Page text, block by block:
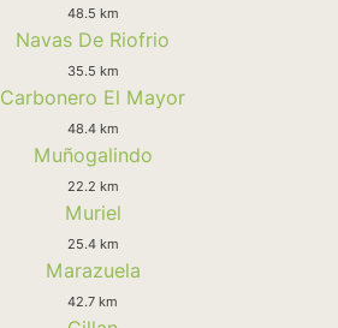
48.5 km
Navas De Riofrio
35.5 km
Carbonero El Mayor
48.4 km
Muñogalindo
22.2 km
Muriel
25.4 km
Marazuela
42.7 km